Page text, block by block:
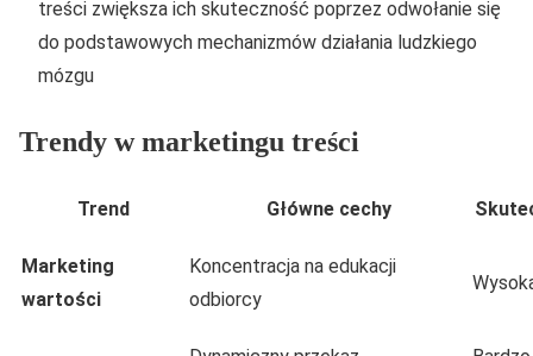
treści zwiększa ich skuteczność poprzez odwołanie się
do podstawowych mechanizmów działania ludzkiego
mózgu
Trendy w marketingu treści
Trend Główne cechy
Marketing
wartości
Koncentracja na edukacji
odbiorcy